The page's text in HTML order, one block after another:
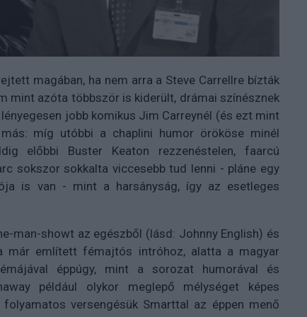
magában, ha nem arra a Steve Carrellre bízták
mint azóta többször is kiderült, drámai színésznek
jobb komikus Jim Carreynél (és ezt mint
míg utóbbi a chaplini humor örököse minél
előbbi Buster Keaton rezzenéstelen, faarcú
sokszor sokkalta viccesebb tud lenni - pláne egy
is van - mint a harsányság, így az esetleges
man-showt az egészből (lásd: Johnny English) és
már említett fémajtós intróhoz, alatta a magyar
éppúgy, mint a sorozat humorával és
például olykor meglepő mélységet képes
versengésük Smarttal az éppen menő